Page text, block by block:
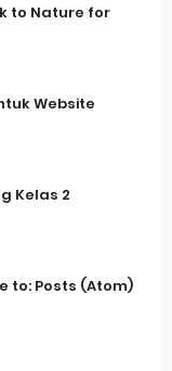
to Nature for
Website
Kelas 2
to: Posts (Atom)